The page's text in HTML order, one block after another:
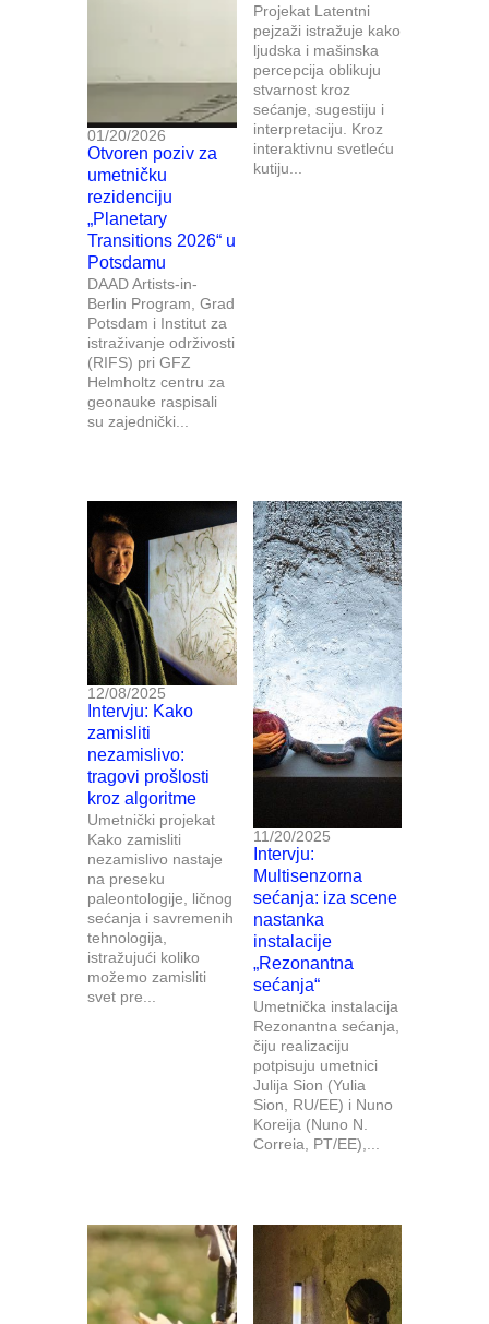
01/20/2026
Otvoren poziv za
umetničku
rezidenciju
„Planetary
Transitions 2026“ u
Potsdamu
DAAD Artists-in-
Berlin Program, Grad
Potsdam i Institut za
istraživanje održivosti
(RIFS) pri GFZ
Helmholtz centru za
geonauke raspisali
su zajednički...
Projekat Latentni
pejzaži istražuje kako
ljudska i mašinska
percepcija oblikuju
stvarnost kroz
sećanje, sugestiju i
interpretaciju. Kroz
interaktivnu svetleću
kutiju...
12/08/2025
Intervju: Kako
zamisliti
nezamislivo:
tragovi prošlosti
kroz algoritme
Umetnički projekat
Kako zamisliti
nezamislivo nastaje
na preseku
paleontologije, ličnog
sećanja i savremenih
tehnologija,
istražujući koliko
možemo zamisliti
svet pre...
11/20/2025
Intervju:
Multisenzorna
sećanja: iza scene
nastanka
instalacije
„Rezonantna
sećanja“
Umetnička instalacija
Rezonantna sećanja,
čiju realizaciju
potpisuju umetnici
Julija Sion (Yulia
Sion, RU/EE) i Nuno
Koreija (Nuno N.
Correia, PT/EE),...